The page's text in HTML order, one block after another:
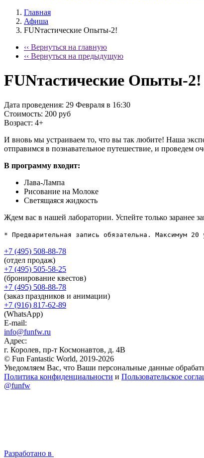
Главная
Афиша
FUNтастические Опыты-2!
‹‹ Вернуться на главную
‹‹ Вернуться на предыдущую
FUNтастические Опыты-2!
Дата проведения: 29 Февраля в 16:30
Стоимость: 200 руб
Возраст: 4+
И вновь мы устраиваем то, что вы так любите! Наша
отправимся в познавательное путешествие, и проведем
В программу входит:
Лава-Лампа
Рисование на Молоке
Светящаяся жидкость
Ждем вас в нашей лаборатории. Успейте только заранее
* Предварительная запись обязательна. Максимум 20
+7 (495) 508-88-78
(отдел продаж)
+7 (495) 505-58-25
(бронирование квестов)
+7 (495) 508-88-78
(заказ праздников и анимации)
+7 (916) 817-62-89
(WhatsApp)
E-mail:
info@funfw.ru
Адрес:
г. Королев, пр-т Космонавтов, д. 4В
© Fun Fantastic World, 2019-2026
Уведомляем Вас, что Ваши персональные данные
Политика конфиденциальности и Пользовательское
@funfw
Разработано в